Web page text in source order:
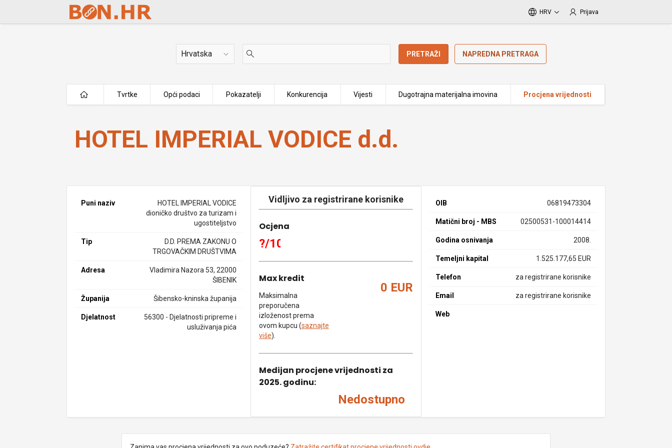
Skip to Main Content
HRV Prijava
Država PRETRAŽI NAPREDNA PRETRAGA
Tvrtke Opći podaci Pokazatelji Konkurencija Vijesti Dugotrajna materijalna imovina Procjena vrijednosti
HOTEL IMPERIAL VODICE d.d.
HOTEL IMPERIAL VODICE d.d.
Puni naziv
HOTEL IMPERIAL VODICE
dioničko društvo za turizam i
ugostiteljstvo
Tip
D.D. PREMA ZAKONU O
TRGOVAČKIM DRUŠTVIMA
Adresa
Vladimira Nazora 53, 22000
ŠIBENIK
Županija Šibensko-kninska županija
Djelatnost
56300 - Djelatnosti pripreme i
usluživanja pića
Vidljivo za registrirane korisnike
Ocjena
?/10
Max kredit
Maksimalna
preporučena
izloženost prema
ovom kupcu (saznajte
više).
0 EUR
Medijan procjene vrijednosti za
2025. godinu:
Nedostupno
OIB 06819473304
Matični broj - MBS 02500531-100014414
Godina osnivanja 2008.
Temeljni kapital 1.525.177,65 EUR
Telefon za registrirane korisnike
Email za registrirane korisnike
Web